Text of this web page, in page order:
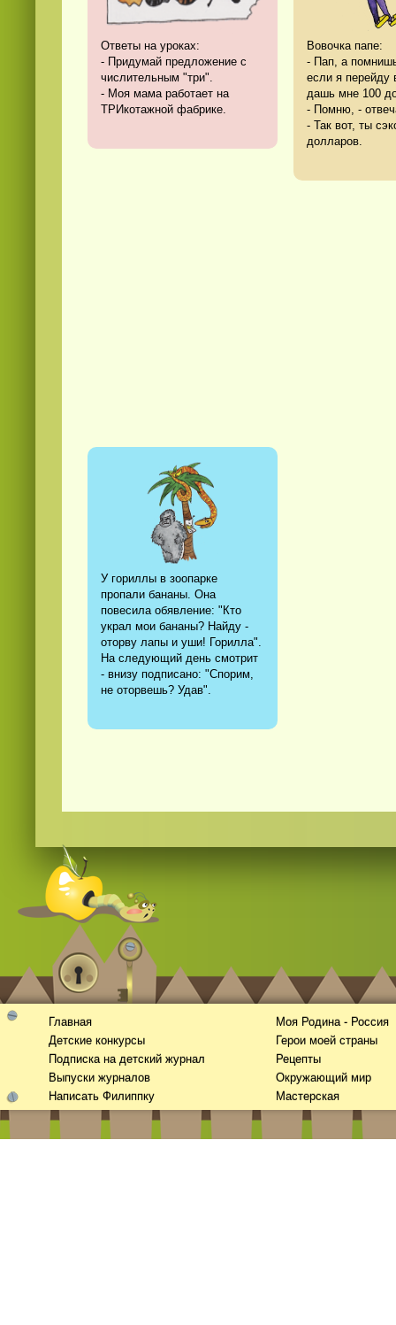
Ответы на уроках:
- Придумай предложение с
числительным "три".
- Моя мама работает на
ТРИкотажной фабрике.
Вовочка папе:
- Пап, а
если я перейду
дашь мне 100
- Помню, -
- Так вот, ты
долларов.
У гориллы в зоопарке
пропали бананы. Она
повесила обявление: "Кто
украл мои бананы? Найду -
оторву лапы и уши! Горилла".
На следующий день смотрит
- внизу подписано: "Спорим,
не оторвешь? Удав".
Главная
Детские конкурсы
Подписка на детский журнал
Выпуски журналов
Написать Филиппку
Моя Родина - Россия
Герои моей страны
Рецепты
Окружающий мир
Мастерская